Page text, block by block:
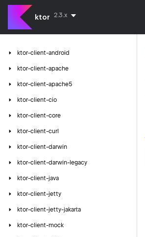
ktor 2.3.x
ktor-client-android
ktor-client-apache
ktor-client-apache5
ktor-client-cio
ktor-client-core
ktor-client-curl
ktor-client-darwin
ktor-client-darwin-legacy
ktor-client-java
ktor-client-jetty
ktor-client-jetty-jakarta
ktor-client-mock